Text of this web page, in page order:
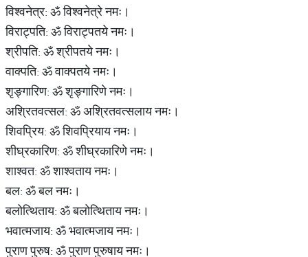
विश्वनेत्र: ॐ विश्वनेत्रे नमः।
विराट्पति: ॐ विराट्पतये नमः।
श्रीपति: ॐ श्रीपतये नमः।
वाक्पति: ॐ वाक्पतये नमः।
शृङ्गारिण: ॐ शृङ्गारिणे नमः।
अश्रितवत्सल: ॐ अश्रितवत्सलाय नमः।
शिवप्रिय: ॐ शिवप्रियाय नमः।
शीघ्रकारिण: ॐ शीघ्रकारिणे नमः।
शाश्वत: ॐ शाश्वताय नमः।
बल: ॐ बल नमः।
बलोत्थिताय: ॐ बलोत्थिताय नमः।
भवात्मजाय: ॐ भवात्मजाय नमः।
पुराण पुरुष: ॐ पुराण पुरुषाय नमः।